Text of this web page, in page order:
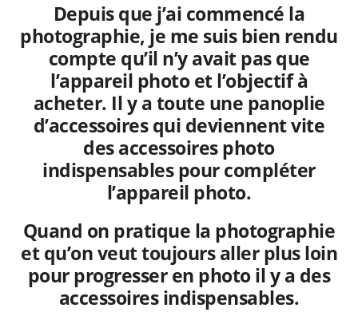
Depuis que j’ai commencé la
photographie, je me suis bien rendu
compte qu’il n’y avait pas que
l’appareil photo et l’objectif à
acheter. Il y a toute une panoplie
d’accessoires qui deviennent vite
des accessoires photo
indispensables pour compléter
l’appareil photo.
Quand on pratique la photographie
et qu’on veut toujours aller plus loin
pour progresser en photo il y a des
accessoires indispensables.